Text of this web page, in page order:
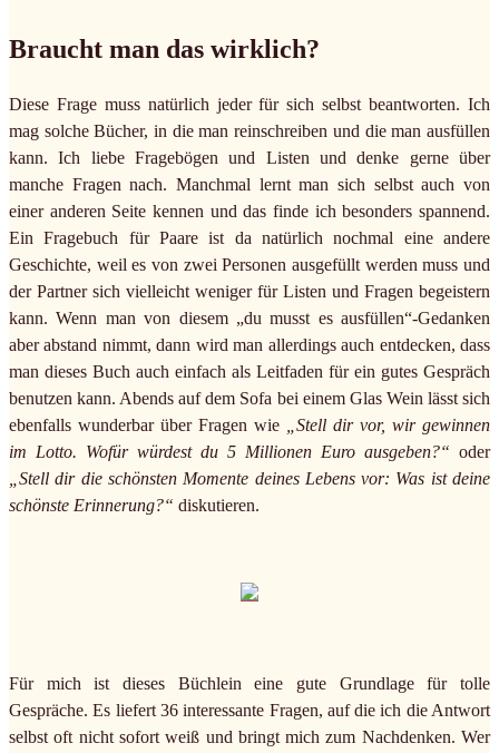
Braucht man das wirklich?
Diese Frage muss natürlich jeder für sich selbst beantworten. Ich
mag solche Bücher, in die man reinschreiben und die man ausfüllen
kann. Ich liebe Fragebögen und Listen und denke gerne über
manche Fragen nach. Manchmal lernt man sich selbst auch von
einer anderen Seite kennen und das finde ich besonders spannend.
Ein Fragebuch für Paare ist da natürlich nochmal eine andere
Geschichte, weil es von zwei Personen ausgefüllt werden muss und
der Partner sich vielleicht weniger für Listen und Fragen begeistern
kann. Wenn man von diesem „du musst es ausfüllen“-Gedanken
aber abstand nimmt, dann wird man allerdings auch entdecken, dass
man dieses Buch auch einfach als Leitfaden für ein gutes Gespräch
benutzen kann. Abends auf dem Sofa bei einem Glas Wein lässt sich
ebenfalls wunderbar über Fragen wie
„Stell dir vor, wir gewinnen
im Lotto. Wofür würdest du 5 Millionen Euro ausgeben?“ oder
„Stell dir die schönsten Momente deines Lebens vor: Was ist deine
schönste Erinnerung?“ diskutieren.
Für mich ist dieses Büchlein eine gute Grundlage für tolle
Gespräche. Es liefert 36 interessante Fragen, auf die ich die Antwort
selbst oft nicht sofort weiß und bringt mich zum Nachdenken. Wer